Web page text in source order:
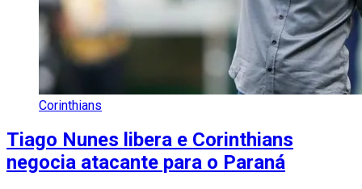
Corinthians
Tiago Nunes libera e Corinthians
negocia atacante para o Paraná